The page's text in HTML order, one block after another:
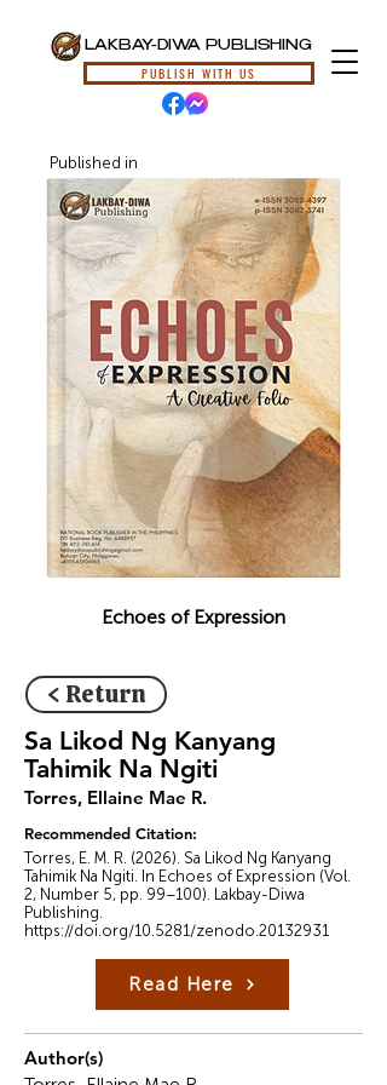
LAKBAY-DIWA PUBLISHING
PUBLISH WITH US
Published in
Echoes of Expression
< Return
Sa Likod Ng Kanyang
Tahimik Na Ngiti
Torres, Ellaine Mae R.
Recommended Citation:
Torres, E. M. R. (2026). Sa Likod Ng Kanyang
Tahimik Na Ngiti. In Echoes of Expression (Vol.
2, Number 5, pp. 99–100). Lakbay-Diwa
Publishing.
https://doi.org/10.5281/zenodo.20132931
Read Here
Author(s)